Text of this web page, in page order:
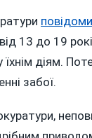
13 до 19
їхнім діям.
забої.